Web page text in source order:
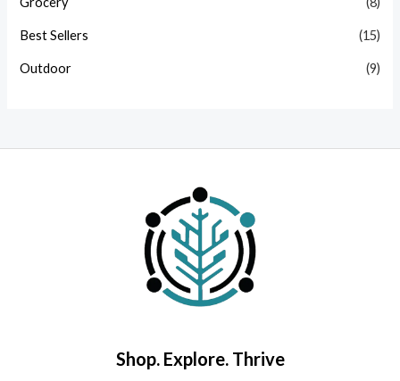
Best Sellers (15)
Outdoor (9)
Shop. Explore. Thrive